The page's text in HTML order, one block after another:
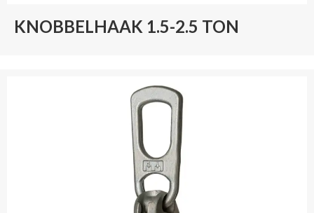
KNOBBELHAAK 1.5-2.5 TON